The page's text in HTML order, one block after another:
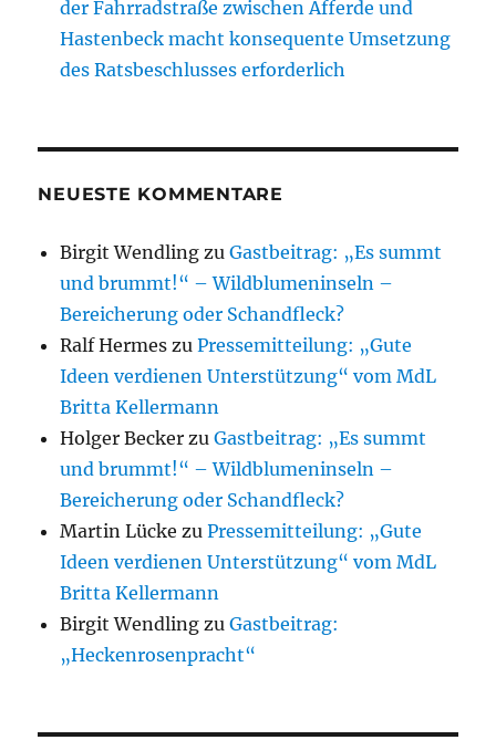
der Fahrradstraße zwischen Afferde und
Hastenbeck macht konsequente Umsetzung
des Ratsbeschlusses erforderlich
NEUESTE KOMMENTARE
Birgit Wendling zuGastbeitrag: „Es summt
und brummt!“ – Wildblumeninseln –
Bereicherung oder Schandfleck?
Ralf Hermes zuPressemitteilung: „Gute
Ideen verdienen Unterstützung“ vom MdL
Britta Kellermann
Holger Becker zuGastbeitrag: „Es summt
und brummt!“ – Wildblumeninseln –
Bereicherung oder Schandfleck?
Martin Lücke zuPressemitteilung: „Gute
Ideen verdienen Unterstützung“ vom MdL
Britta Kellermann
Birgit Wendling zuGastbeitrag:
„Heckenrosenpracht“